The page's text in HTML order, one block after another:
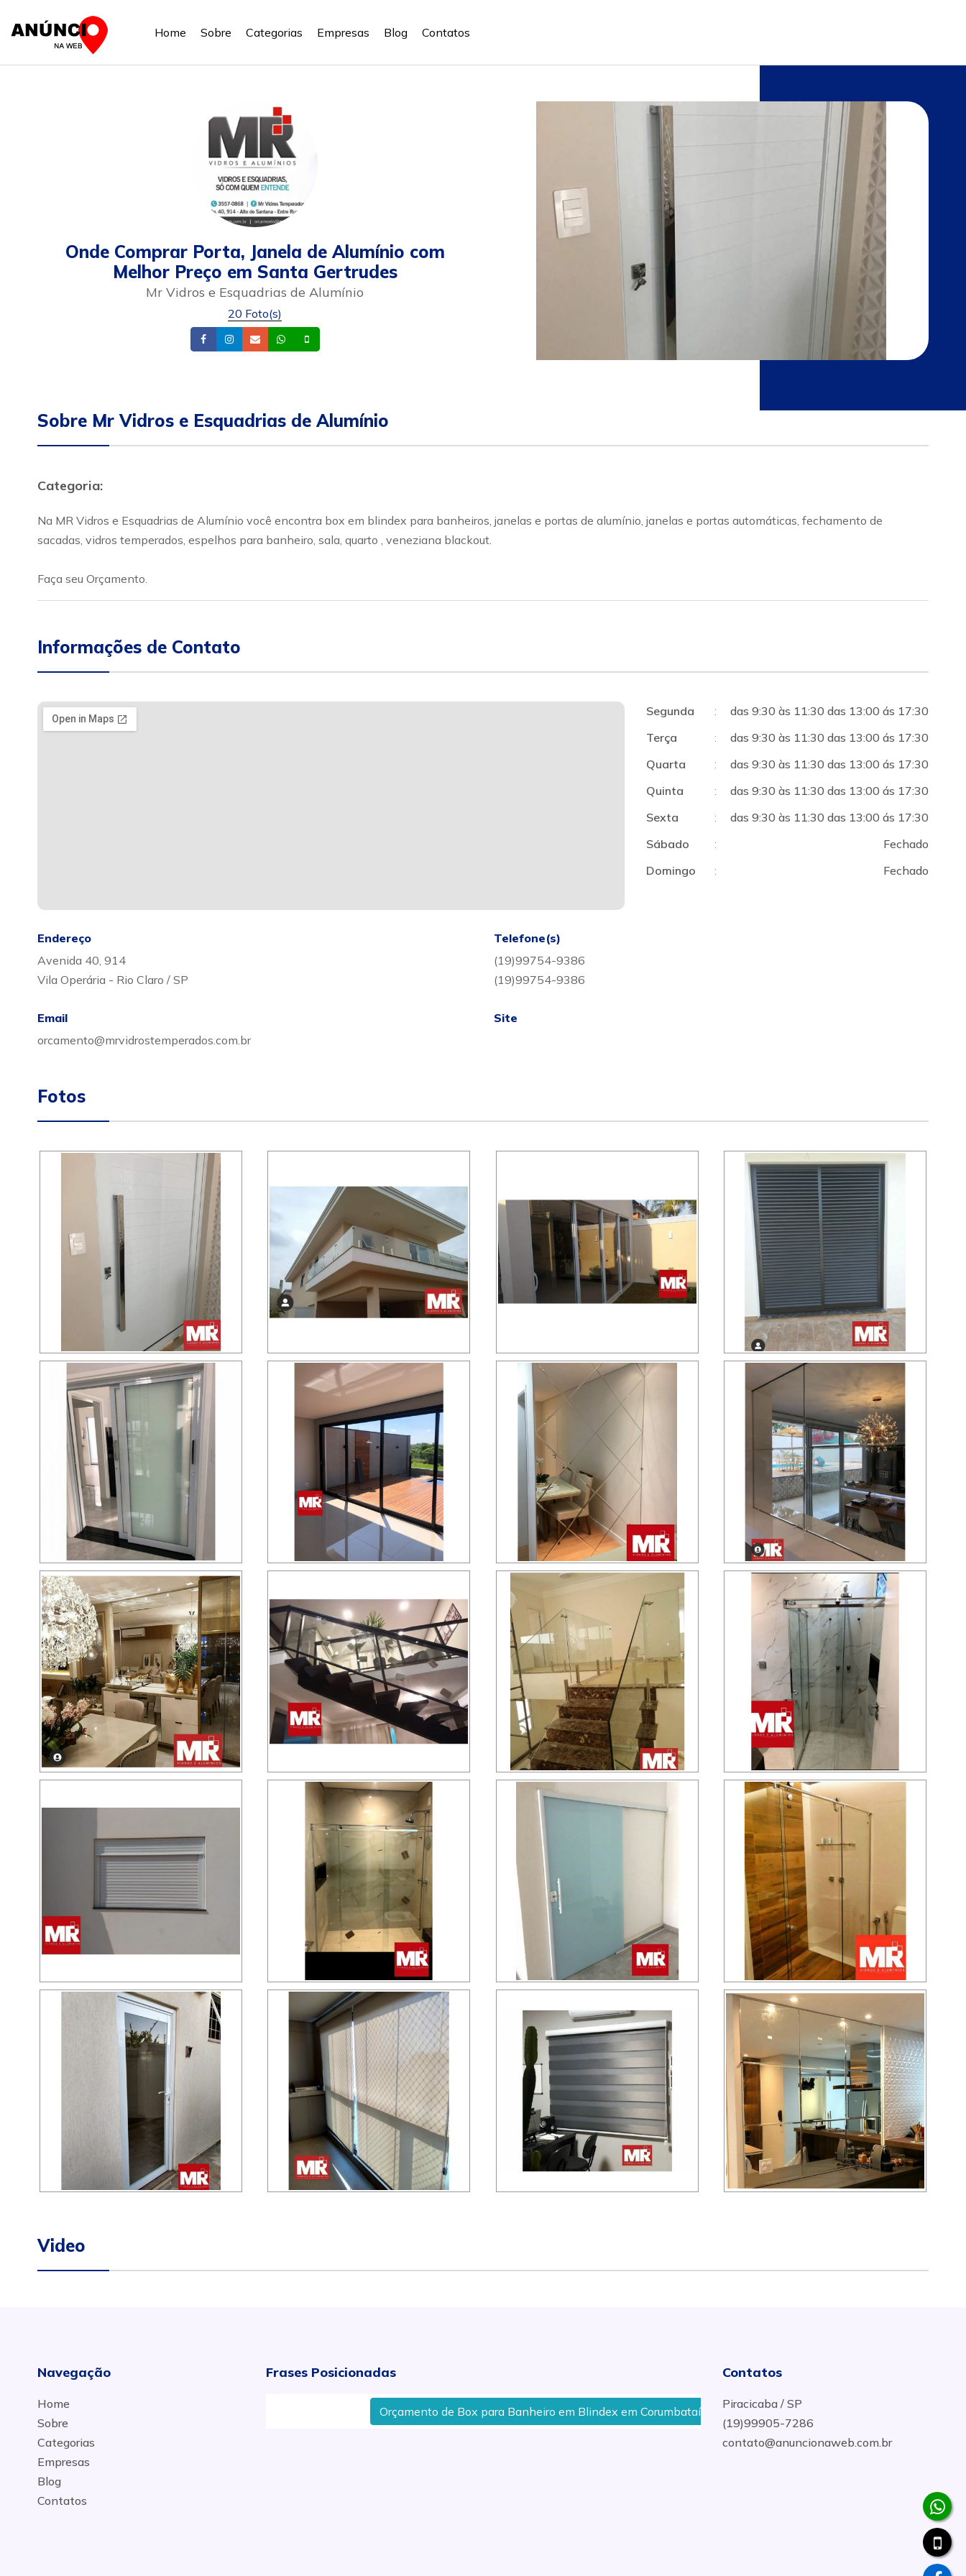
Home Sobre Categorias Empresas Blog Contatos
Onde Comprar Porta, Janela de Alumínio com
Melhor Preço em Santa Gertrudes
Mr Vidros e Esquadrias de Alumínio
20 Foto(s)
FacebookInstagram
Email Whatsapp
Sobre Mr Vidros e Esquadrias de Alumínio
Categoria:
Na MR Vidros e Esquadrias de Alumínio você encontra box em blindex para banheiros, janelas e portas de alumínio, janelas e portas automáticas, fechamento de
sacadas, vidros temperados, espelhos para banheiro, sala, quarto , veneziana blackout.
Faça seu Orçamento.
Informações de Contato
Segunda :
das 9:30 às 11:30 das 13:00 ás 17:30
Terça
:
das 9:30 às 11:30 das 13:00 ás 17:30
Quarta
:
das 9:30 às 11:30 das 13:00 ás 17:30
Quinta
:
das 9:30 às 11:30 das 13:00 ás 17:30
Sexta
:
das 9:30 às 11:30 das 13:00 ás 17:30
Sábado
:
Fechado
Domingo
: Fechado
Endereço
Avenida 40, 914
Vila Operária - Rio Claro / SP
Telefone(s)
(19)99754-9386
(19)99754-9386
Email
orcamento@mrvidrostemperados.com.br
Site
Fotos
Video
Navegação
Home
Sobre
Categorias
Empresas
Blog
Contatos
Frases Posicionadas
Orçamento de Box para Banheiro em Blindex em Corumbataí Onde Comprar Espelho para Banheiro, Sala, Quarto em
Contatos
Piracicaba / SP
(19)99905-7286
contato@anuncionaweb.com.br